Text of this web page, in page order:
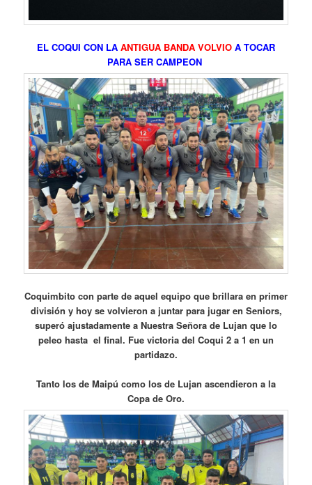
EL COQUI CON LA ANTIGUA BANDA VOLVIO A TOCAR
PARA SER CAMPEON
Coquimbito con parte de aquel equipo que brillara en primer
división y hoy se volvieron a juntar para jugar en Seniors,
superó ajustadamente a Nuestra Señora de Lujan que lo
peleo hasta el final. Fue victoria del Coqui 2 a 1 en un
partidazo.
Tanto los de Maipú como los de Lujan ascendieron a la
Copa de Oro.